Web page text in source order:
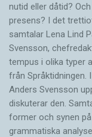
nutid eller dåtid?
presens? I det
samtalar Lena Lind
Svensson,
tempus i olika typer
från Språktidningen.
Anders Svensson
diskuterar den.
former och synen
grammatiska